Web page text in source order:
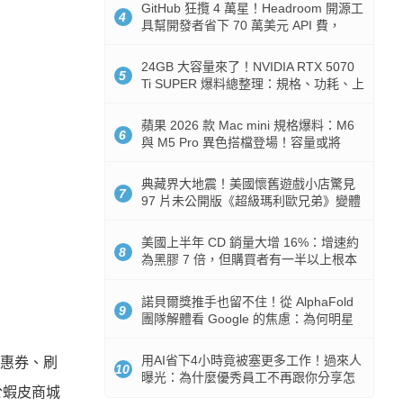
券、刷
皮商城
4
GitHub 狂攬 4 萬星！Headroom 開源工
具幫開發者省下 70 萬美元 API 費，
5
24GB 大容量來了！NVIDIA RTX 5070
Ti SUPER 爆料總整理：規格、功耗、上
6
蘋果 2026 款 Mac mini 規格爆料：M6
與 M5 Pro 異色搭檔登場！容量或將
7
典藏界大地震！美國懷舊遊戲小店驚見
97 片未公開版《超級瑪利歐兄弟》變體
8
美國上半年 CD 銷量大增 16%：增速約
為黑膠 7 倍，但購買者有一半以上根本
9
諾貝爾獎推手也留不住！從 AlphaFold
團隊解體看 Google 的焦慮：為何明星
10
用AI省下4小時竟被塞更多工作！過來人
曝光：為什麼優秀員工不再跟你分享怎